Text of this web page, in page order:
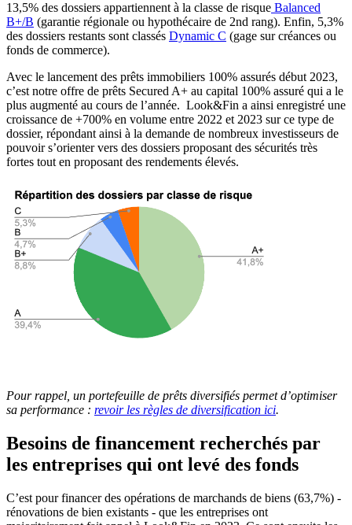
13,5% des dossiers appartiennent à la classe de risque Balanced
B+/B (garantie régionale ou hypothécaire de 2nd rang). Enfin, 5,3%
des dossiers restants sont classés Dynamic C (gage sur créances ou
fonds de commerce).
Avec le lancement des prêts immobiliers 100% assurés début 2023,
c’est notre offre de prêts Secured A+ au capital 100% assuré qui a le
plus augmenté au cours de l’année. Look&Fin a ainsi enregistré une
croissance de +700% en volume entre 2022 et 2023 sur ce type de
dossier, répondant ainsi à la demande de nombreux investisseurs de
pouvoir s’orienter vers des dossiers proposant des sécurités très
fortes tout en proposant des rendements élevés.
Pour rappel, un portefeuille de prêts diversifiés permet d’optimiser
sa performance : revoir les règles de diversification ici.
Besoins de financement recherchés par
les entreprises qui ont levé des fonds
C’est pour financer des opérations de marchands de biens (63,7%) -
rénovations de bien existants - que les entreprises ont